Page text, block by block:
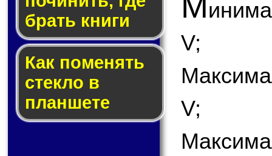
брать кни­ги
Как по­ме­нять
стек­ло в
планшете
V;
V;